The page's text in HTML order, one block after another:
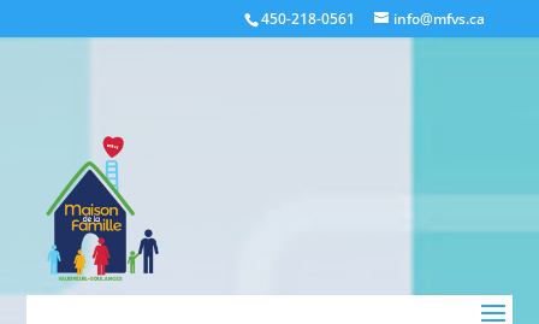
450-218-0561 info@mfvs.ca